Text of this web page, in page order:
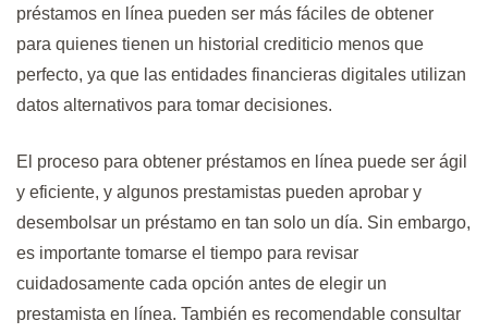
préstamos en línea pueden ser más fáciles de obtener
para quienes tienen un historial crediticio menos que
perfecto, ya que las entidades financieras digitales utilizan
datos alternativos para tomar decisiones.
El proceso para obtener préstamos en línea puede ser ágil
y eficiente, y algunos prestamistas pueden aprobar y
desembolsar un préstamo en tan solo un día. Sin embargo,
es importante tomarse el tiempo para revisar
cuidadosamente cada opción antes de elegir un
prestamista en línea. También es recomendable consultar